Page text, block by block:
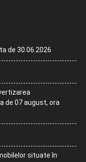
de 30.06.2026
de 07 august, ora
situate în